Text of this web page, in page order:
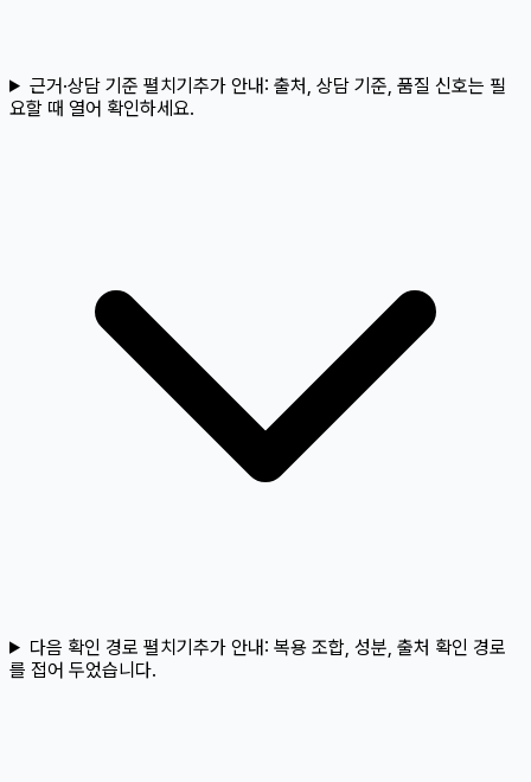
근거·상담 기준 펼치기추가 안내: 출처, 상담 기준, 품질 신호는 필
요할 때 열어 확인하세요.
다음 확인 경로 펼치기추가 안내: 복용 조합, 성분, 출처 확인 경로
를 접어 두었습니다.